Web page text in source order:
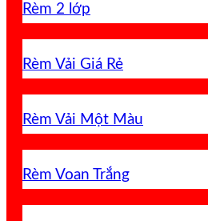
Rèm 2 lớp
Rèm Vải Giá Rẻ
Rèm Vải Một Màu
Rèm Voan Trắng